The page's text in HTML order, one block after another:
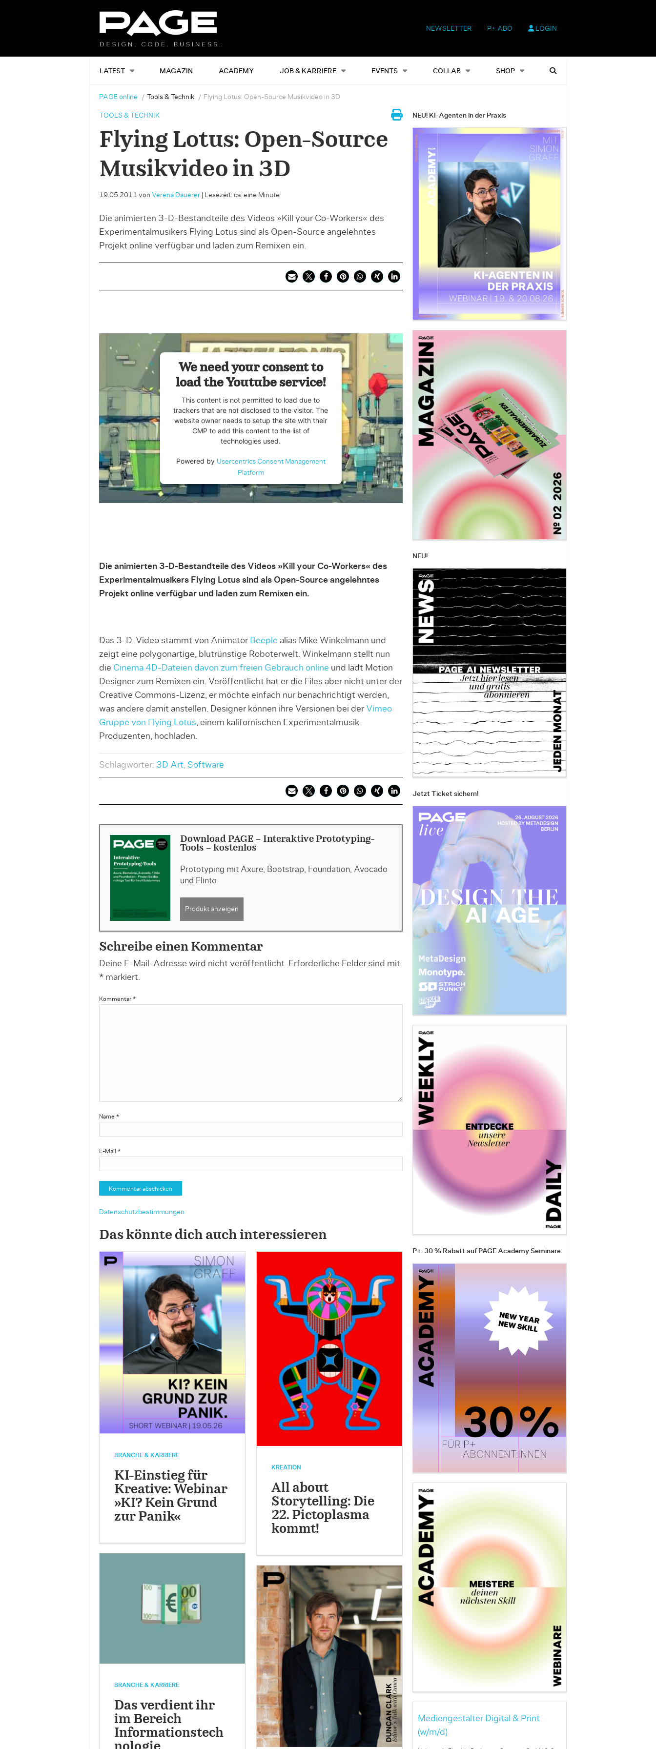
NEWSLETTER P+ ABO LOGIN
LATEST MAGAZIN ACADEMY JOB & KARRIERE EVENTS COLLAB SHOP
Alles Events Shop Heftausgaben Suchen
PAGE online Tools & Technik Flying Lotus: Open-Source Musikvideo in 3D
TOOLS & TECHNIK
Flying Lotus: Open-Source
Musikvideo in 3D
19.05.2011 von Verena Dauerer| Lesezeit: ca. eine Minute
Die animierten 3-D-Bestandteile des Videos »Kill your Co-Workers« des
Experimentalmusikers Flying Lotus sind als Open-Source angelehntes
Projekt online verfügbar und laden zum Remixen ein.
We need your consent to
load the Youtube service!
This content is not permitted to load due to
trackers that are not disclosed to the visitor. The
website owner needs to setup the site with their
CMP to add this content to the list of
technologies used.
Powered by Usercentrics Consent Management
Platform
Die animierten 3-D-Bestandteile des Videos »Kill your Co-Workers« des
Experimentalmusikers Flying Lotus sind als Open-Source angelehntes
Projekt online verfügbar und laden zum Remixen ein.
Das 3-D-Video stammt von Animator Beeple alias Mike Winkelmann und
zeigt eine polygonartige, blutrünstige Roboterwelt. Winkelmann stellt nun
die Cinema 4D-Dateien davon zum freien Gebrauch online und lädt Motion
Designer zum Remixen ein. Veröffentlicht hat er die Files aber nicht unter der
Creative Commons-Lizenz, er möchte einfach nur benachrichtigt werden,
was andere damit anstellen. Designer können ihre Versionen bei der Vimeo
Gruppe von Flying Lotus, einem kalifornischen Experimentalmusik-
Produzenten, hochladen.
Schlagwörter: 3D Art, Software
Download PAGE - Interaktive Prototyping-
Tools - kostenlos
Prototyping mit Axure, Bootstrap, Foundation, Avocado
und Flinto
Produkt anzeigen
Schreibe einen Kommentar
Deine E-Mail-Adresse wird nicht veröffentlicht. Erforderliche Felder sind mit
*markiert.
Kommentar *
Name *
E-Mail *
Datenschutzbestimmungen
Das könnte dich auch interessieren
BRANCHE & KARRIERE
KI-Einstieg für
Kreative: Webinar
»KI? Kein Grund
zur Panik«
KREATION
All about
Storytelling: Die
22. Pictoplasma
kommt!
BRANCHE & KARRIERE
Das verdient ihr
im Bereich
Informationstech
NEU! KI-Agenten in der Praxis
NEU!
Jetzt Ticket sichern!
P+: 30 % Rabatt auf PAGE Academy Seminare
Mediengestalter Digital & Print
(w/m/d)